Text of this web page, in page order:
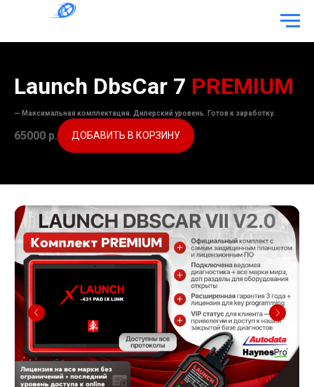
Launch DbsCar 7 PREMIUM
— Максимальная комплектация. Дилерский уровень. Готов к заработку.
65000 р. ДОБАВИТЬ В КОРЗИНУ